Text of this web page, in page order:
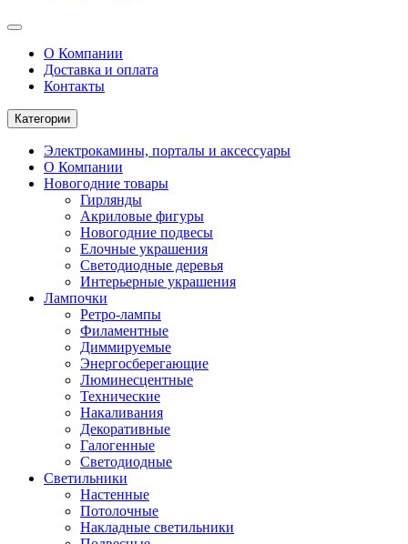
О Компании
Доставка и оплата
Контакты
Категории
Электрокамины, порталы и аксессуары
О Компании
Новогодние товары
Гирлянды
Акриловые фигуры
Новогодние подвесы
Елочные украшения
Светодиодные деревья
Интерьерные украшения
Лампочки
Ретро-лампы
Филаментные
Диммируемые
Энергосберегающие
Люминесцентные
Технические
Накаливания
Декоративные
Галогенные
Светодиодные
Светильники
Настенные
Потолочные
Накладные светильники